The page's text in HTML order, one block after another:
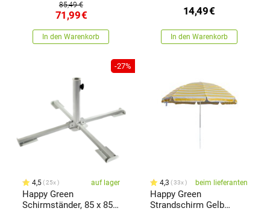
85,49 €
71,99€
In den Warenkorb
gemischte Farben
14,49€
In den Warenkorb
-27%
4,5 25x auf lager
Happy Green
Schirmständer, 85 x 85 x
4,3 33x beim lieferanten
Happy Green
Strandschirm Gelb